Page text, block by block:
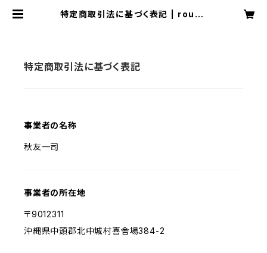
特定商取引法に基づく表記 | rough
特定商取引法に基づく表記
事業者の名称
秋友一司
事業者の所在地
〒9012311
沖縄県中頭郡北中城村喜舎場384-2